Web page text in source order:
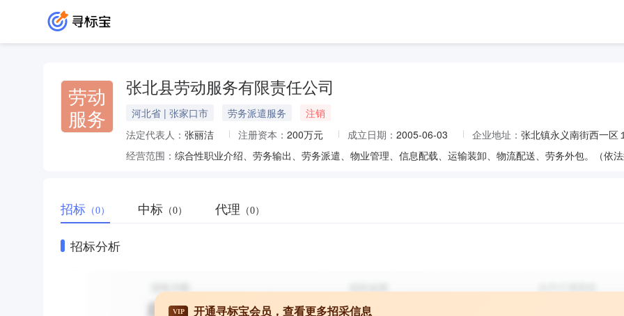
劳动
服务
张北县劳动服务有限责任公司
河北省 | 张家口市 劳务派遣服务
注销
法定代表人： 张丽洁 注册资本： 200万元 成立日期： 2005-06-03 企业地址： 张北镇永义南街西一区
经营范围：
招标 （0） 中标 （0） 代理 （0）
招标分析
VIP 开通寻标宝会员，查看更多招采信息